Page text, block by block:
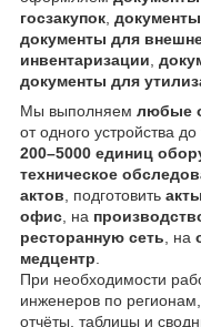
госзакупок
документы для
инвентаризации
документы для
Мы выполняем любые
от одного устройства
200–5000 единиц
техническое
актов , подготовить
офис , на
ресторанную сеть , на
медцентр
При необходимости
инженеров по
отчёты, таблицы и